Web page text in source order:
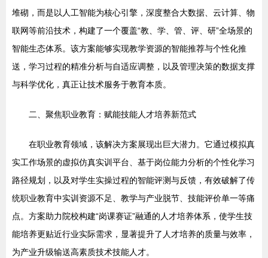
堆砌，而是以人工智能为核心引擎，深度整合大数据、云计算、物
联网等前沿技术，构建了一个覆盖“教、学、管、评、研”全场景的
智能生态体系。该方案能够实现教学资源的智能推荐与个性化推
送，学习过程的精准分析与自适应调整，以及管理决策的数据支撑
与科学优化，真正让技术服务于教育本质。
二、聚焦职业教育：赋能技能人才培养新范式
在职业教育领域，该解决方案展现出巨大潜力。它通过模拟真
实工作场景的虚拟仿真实训平台、基于岗位能力分析的个性化学习
路径规划，以及对学生实操过程的智能评测与反馈，有效破解了传
统职业教育中实训资源不足、教学与产业脱节、技能评价单一等痛
点。方案助力院校构建“岗课赛证”融通的人才培养体系，使学生技
能培养更贴近行业实际需求，显著提升了人才培养的质量与效率，
为产业升级输送高素质技术技能人才。